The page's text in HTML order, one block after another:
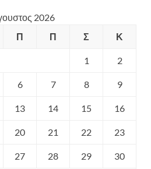
2026
Π Π Σ Κ
1 2
6 7 8 9
13 14 15 16
20 21 22 23
27 28 29 30